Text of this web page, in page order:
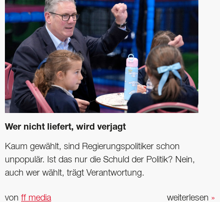
Wer nicht liefert, wird verjagt
Kaum gewählt, sind Regierungspolitiker schon
unpopulär. Ist das nur die Schuld der Politik? Nein,
auch wer wählt, trägt Verantwortung.
weiterlesen »
von ff media